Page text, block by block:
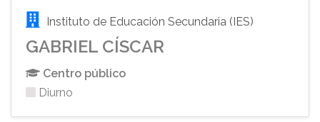
Instituto de Educación Secundaria (IES)
GABRIEL CÍSCAR
Centro público
Diurno